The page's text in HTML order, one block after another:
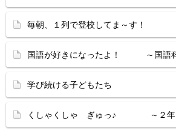
毎朝、１列で登校してま～す！
国語が好きになったよ！ ～国語科
学び続ける子どもたち
くしゃくしゃ ぎゅっ♪ ～２年図